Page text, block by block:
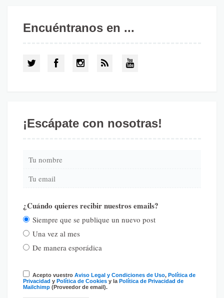
Encuéntranos en ...
¡Escápate con nosotras!
¿Cuándo quieres recibir nuestros emails?
Siempre que se publique un nuevo post
Una vez al mes
De manera esporádica
Acepto vuestro Aviso Legal y Condiciones de Uso, Política de
Privacidad y Política de Cookies y la Política de Privacidad de
Mailchimp (Proveedor de email).